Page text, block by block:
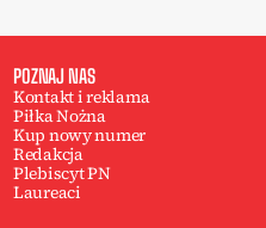
POZNAJ NAS
Kontakt i reklama
Piłka Nożna
Kup nowy numer
Redakcja
Plebiscyt PN
Laureaci